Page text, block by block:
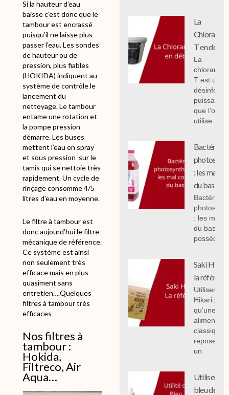
Si la hauteur d’eau
baisse c’est donc que le
tambour est encrassé
puisqu’il ne laisse plus
passer l’eau. Les sondes
de hauteur ou de
pression, plus fiables
(HOKIDA) indiquent au
système de contrôle le
lancement du
nettoyage. Le tambour
entame une rotation et
la pompe pression
démarre. Les buses
mettent l’eau en spray
et sous pression sur le
tamis qui se nettoie très
rapidement. Un cycle de
rinçage consomme 4/5
litres d’eau en moyenne.
Le filtre à tambour est
donc aujourd’hui le filtre
mécanique de référence.
Ce système est ainsi
non seulement très
efficace mais en plus
quasiment sans
entretien….Quelques
filtres à tambour très
efficaces
Nos filtres à
tambour :
Hokida,
Filtreco, Air
Aqua…
La
T en détail
La
chloramine
T est un
puissant
que l’on
utilise
Bactéries
: les mal
du bassin.
Bactéries
: les mal
du bassin,
possèdent
Saki
la
Utiliser
Hikari
qu’une
classique
repose sur
un
Utiliser le
bleu de